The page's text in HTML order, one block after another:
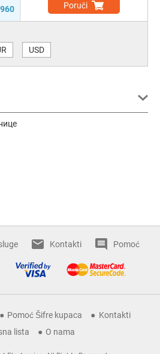
Poruči
USD
Kontakti Pomoć
Pomoć Šifre kupaca
Kontakti
lista
O nama